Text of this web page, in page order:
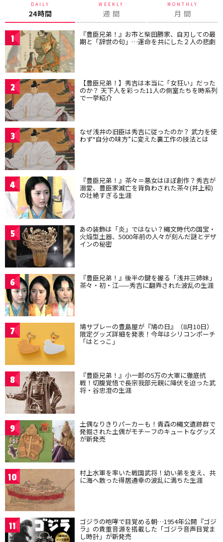
DAILY
24時間
WEEKLY
週 間
MONTHLY
月 間
1 『豊臣兄弟！』お市と柴田勝家、自刃しての最
期と「辞世の句」…運命を共にした２人の悲劇
2 【豊臣兄弟！】秀吉は本当に「女狂い」だった
のか？ 天下人を彩った11人の側室たちを時系列
で一挙紹介
3 なぜ浅井の旧臣は秀吉に従ったのか？ 武力を使
わず“自分の味方”に変えた裏工作の技法とは
4 『豊臣兄弟！』茶々＝悪女はほぼ創作？秀吉が
溺愛、豊臣家滅亡を背負わされた茶々(井上和)
の壮絶すぎる生涯
5 あの装飾は「炎」ではない？縄文時代の国宝・
火焔型土器、5000年前の人々が刻んだ謎とデザ
インの秘密
6 『豊臣兄弟！』後半の鍵を握る「浅井三姉妹」
茶々・初・江——秀吉に翻弄された波乱の生涯
7 鳩サブレーの豊島屋が『鳩の日』（8月10日）
限定グッズ詳細を発表！今年はシリコンポーチ
「はとっこ」
8 『豊臣兄弟！』小一郎の5万の大軍に徹底抗
戦！切腹覚悟で長宗我部元親に降伏を迫った武
将・谷忠澄の生涯
9 土偶なりきりパーカーも！青森の縄文遺跡群で
発掘された土偶がモチーフのキュートなグッズ
が新発売
10 村上水軍を率いた戦国武将！幼い弟を支え、共
に海へ散った得居通幸の波乱に満ちた生涯
11 ゴジラの咆哮で目覚める朝…1954年公開『ゴジ
ラ』の貴重音源を搭載した「ゴジラ音声目覚ま
し時計」が新発売